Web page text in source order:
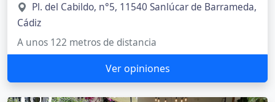
Pl. del Cabildo, n°5, 11540 Sanlúcar de Barrameda,
Cádiz
A unos 122 metros de distancia
Ver opiniones